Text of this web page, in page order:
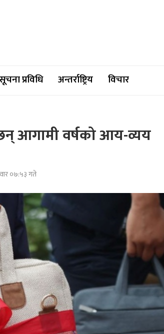
प्रविधि अन्तर्राष्ट्रिय विचार
आगामी वर्षको आय-व्यय
०७:५३ गते